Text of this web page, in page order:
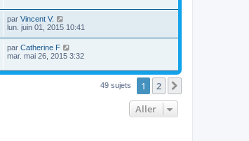
par Vincent V.
lun. juin 01, 2015 10:41
par Catherine F
mar. mai 26, 2015 3:32
49 sujets 1 2
Aller